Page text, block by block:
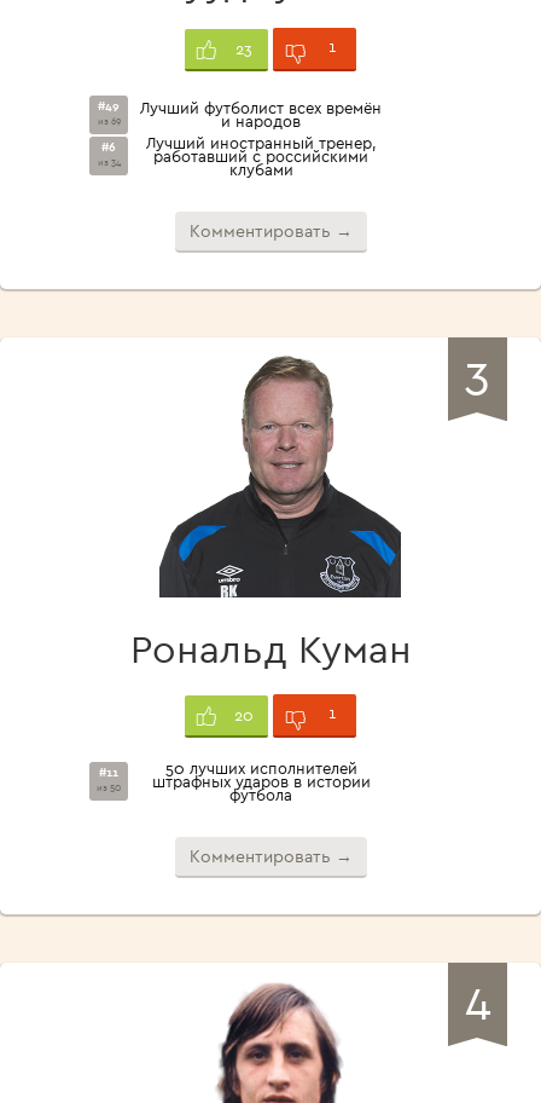
23 1
#49
из 69
Лучший футболист всех времён
и народов
#6
из 34
Лучший иностранный тренер,
работавший с российскими
клубами
Комментировать →
3
Рональд Куман
20 1
#11
из 50
50 лучших исполнителей
штрафных ударов в истории
футбола
Комментировать →
4